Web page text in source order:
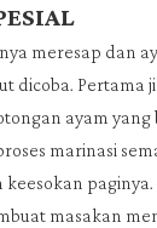
meresap dan
dicoba. Pertama
ayam yang
marinasi
paginya.
masakan